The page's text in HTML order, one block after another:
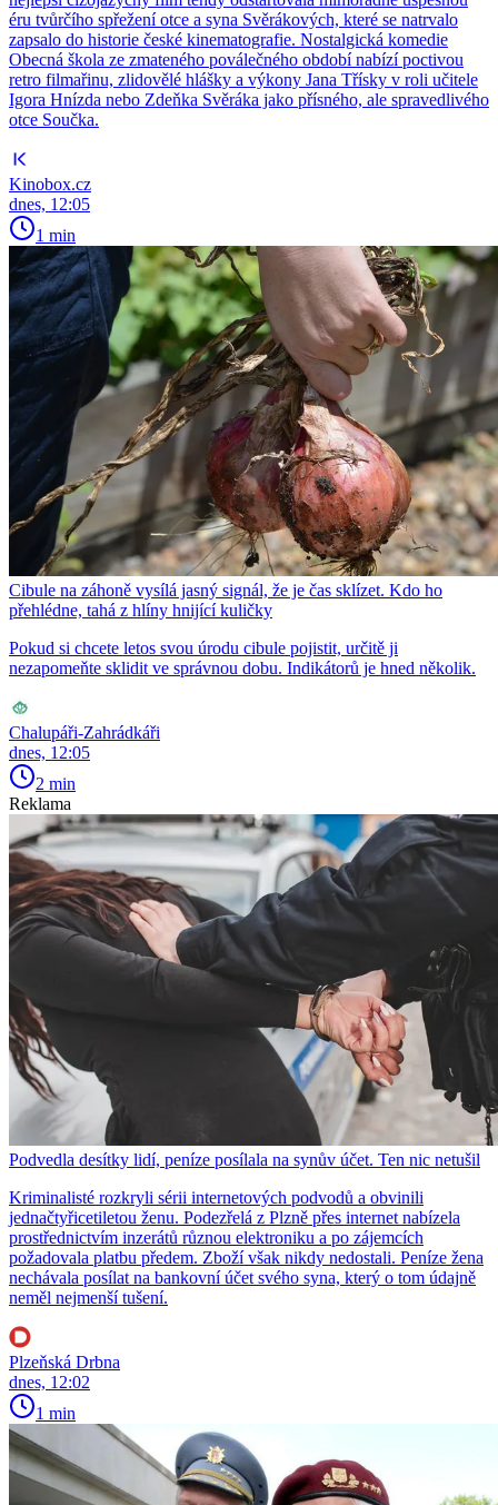
éru tvůrčího spřežení otce a syna Svěrákových, které se natrvalo
zapsalo do historie české kinematografie. Nostalgická komedie
Obecná škola ze zmateného poválečného období nabízí poctivou
retro filmařinu, zlidovělé hlášky a výkony Jana Třísky v roli učitele
Igora Hnízda nebo Zdeňka Svěráka jako přísného, ale spravedlivého
otce Součka.
Kinobox.cz
dnes, 12:05
1 min
Cibule na záhoně vysílá jasný signál, že je čas sklízet. Kdo ho
přehlédne, tahá z hlíny hnijící kuličky
Pokud si chcete letos svou úrodu cibule pojistit, určitě ji
nezapomeňte sklidit ve správnou dobu. Indikátorů je hned několik.
Chalupáři-Zahrádkáři
dnes, 12:05
2 min
Reklama
Podvedla desítky lidí, peníze posílala na synův účet. Ten nic netušil
Kriminalisté rozkryli sérii internetových podvodů a obvinili
jednačtyřicetiletou ženu. Podezřelá z Plzně přes internet nabízela
prostřednictvím inzerátů různou elektroniku a po zájemcích
požadovala platbu předem. Zboží však nikdy nedostali. Peníze žena
nechávala posílat na bankovní účet svého syna, který o tom údajně
neměl nejmenší tušení.
Plzeňská Drbna
dnes, 12:02
1 min